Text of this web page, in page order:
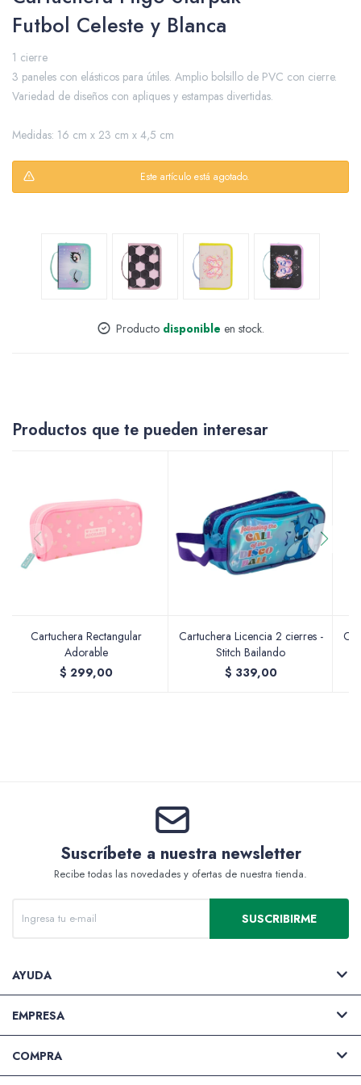
Futbol Celeste y Blanca
1 cierre
3 paneles con elásticos para útiles. Amplio bolsillo de PVC con cierre.
Variedad de diseños con apliques y estampas divertidas.
Medidas: 16 cm x 23 cm x 4,5 cm
Este artículo está agotado.
Producto disponible en stock.
Productos que te pueden interesar
Cartuchera Rectangular
Adorable
$ 299,00
Cartuchera Licencia 2 cierres -
Stitch Bailando
$ 339,00
Suscríbete a nuestra newsletter
Recibe todas las novedades y ofertas de nuestra tienda.
SUSCRIBIRME
AYUDA
EMPRESA
COMPRA
Pinturas
Soportes Artísticos
Accesorios de arte